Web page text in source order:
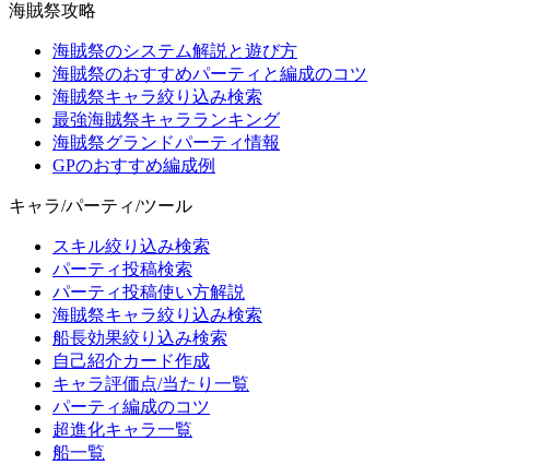
海賊祭攻略
海賊祭のシステム解説と遊び方
海賊祭のおすすめパーティと編成のコツ
海賊祭キャラ絞り込み検索
最強海賊祭キャラランキング
海賊祭グランドパーティ情報
GPのおすすめ編成例
キャラ/パーティ/ツール
スキル絞り込み検索
パーティ投稿検索
パーティ投稿使い方解説
海賊祭キャラ絞り込み検索
船長効果絞り込み検索
自己紹介カード作成
キャラ評価点/当たり一覧
パーティ編成のコツ
超進化キャラ一覧
船一覧